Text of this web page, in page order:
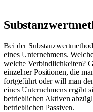
Bei der
eines Unternehmens.
welche Verbindlichkeiten?
einzelner Positionen, die
fortgeführt oder will man
eines Unternehmens ergibt
betrieblichen Aktiven
betrieblichen Passiven.